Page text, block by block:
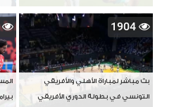
1904
بث مباشر لمباراة الأهلي والأفريقي
التونسي في بطولة الدوري الأفريقي